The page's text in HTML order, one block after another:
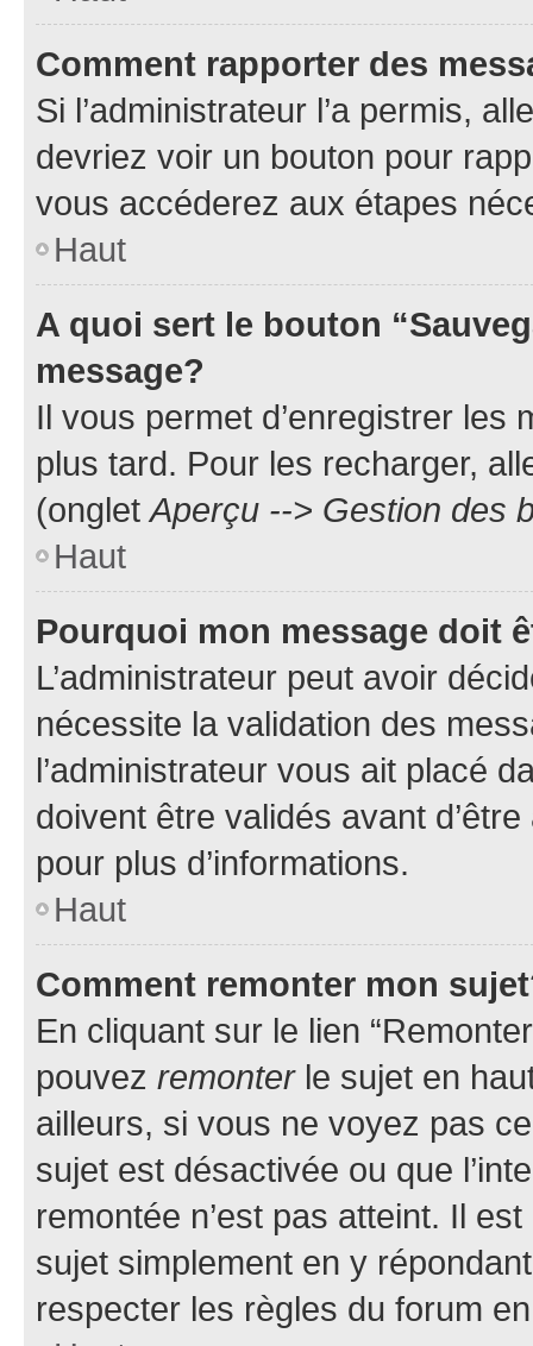
Comment rapporter des
Si l’administrateur l’a permis,
devriez voir un bouton pour
vous accéderez aux étapes
Haut
A quoi sert le bouton
message?
Il vous permet d’enregistrer
plus tard. Pour les recharger,
(ongletAperçu --> Gestion des
Haut
Pourquoi mon message doit
L’administrateur peut avoir
nécessite la validation des
l’administrateur vous ait placé
doivent être validés avant
pour plus d’informations.
Haut
Comment remonter mon
En cliquant sur le lien
pouvez remonterle sujet en
ailleurs, si vous ne voyez pas
sujet est désactivée ou que
remontée n’est pas atteint. Il
sujet simplement en y
respecter les règles du forum